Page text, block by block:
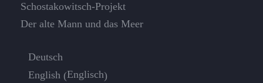
Schostakowitsch-Projekt
Der alte Mann und das Meer
Deutsch
English (Englisch)